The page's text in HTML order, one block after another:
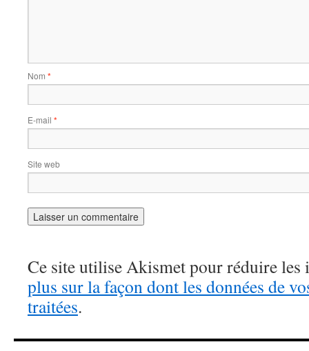
Nom *
E-mail *
Site web
Ce site utilise Akismet pour réduire les
plus sur la façon dont les données de
traitées.